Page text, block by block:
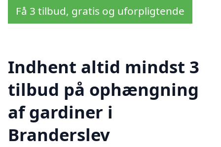
Få 3 tilbud, gratis og uforpligtende
Indhent altid mindst 3
tilbud på ophængning
af gardiner i
Branderslev